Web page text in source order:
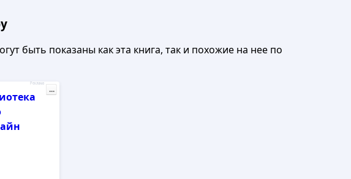
быть показаны как эта книга, так и похожие на нее по
Реклама
...